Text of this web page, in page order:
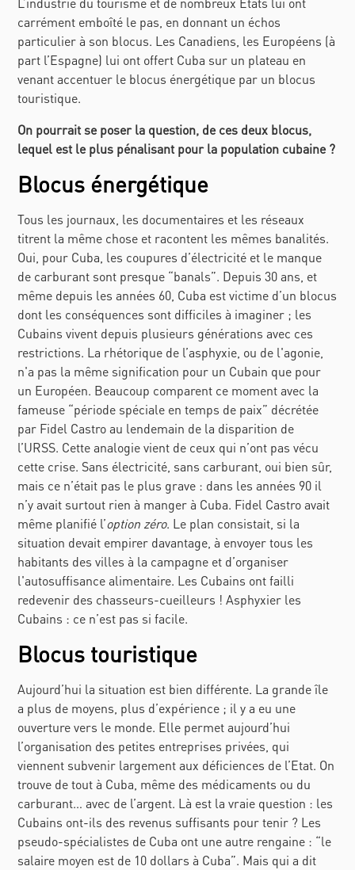
carrément emboîté le pas, en donnant un échos
particulier à son blocus. Les Canadiens, les Européens (à
part l’Espagne) lui ont offert Cuba sur un plateau en
venant accentuer le blocus énergétique par un blocus
touristique.
On pourrait se poser la question, de ces deux blocus,
lequel est le plus pénalisant pour la population cubaine ?
Blocus énergétique
Tous les journaux, les documentaires et les réseaux
titrent la même chose et racontent les mêmes banalités.
Oui, pour Cuba, les coupures d’électricité et le manque
de carburant sont presque “banals”. Depuis 30 ans, et
même depuis les années 60, Cuba est victime d’un blocus
dont les conséquences sont difficiles à imaginer ; les
Cubains vivent depuis plusieurs générations avec ces
restrictions. La rhétorique de l’asphyxie, ou de l'agonie,
n'a pas la même signification pour un Cubain que pour
un Européen. Beaucoup comparent ce moment avec la
fameuse “période spéciale en temps de paix” décrétée
par Fidel Castro au lendemain de la disparition de
l’URSS. Cette analogie vient de ceux qui n’ont pas vécu
cette crise. Sans électricité, sans carburant, oui bien sûr,
mais ce n’était pas le plus grave : dans les années 90 il
n’y avait surtout rien à manger à Cuba. Fidel Castro avait
même planifié l’option zéro. Le plan consistait, si la
situation devait empirer davantage, à envoyer tous les
habitants des villes à la campagne et d’organiser
l'autosuffisance alimentaire. Les Cubains ont failli
redevenir des chasseurs-cueilleurs ! Asphyxier les
Cubains : ce n’est pas si facile.
Blocus touristique
Aujourd’hui la situation est bien différente. La grande île
a plus de moyens, plus d’expérience ; il y a eu une
ouverture vers le monde. Elle permet aujourd’hui
l’organisation des petites entreprises privées, qui
viennent subvenir largement aux déficiences de l’Etat. On
trouve de tout à Cuba, même des médicaments ou du
carburant… avec de l’argent. Là est la vraie question : les
Cubains ont-ils des revenus suffisants pour tenir ? Les
pseudo-spécialistes de Cuba ont une autre rengaine : “le
salaire moyen est de 10 dollars à Cuba”. Mais qui a dit